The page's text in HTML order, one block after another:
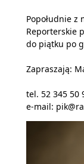
Popołudnie z
Reporterskie
do piątku po
Zapraszają:
tel. 52 345 50
e-mail: